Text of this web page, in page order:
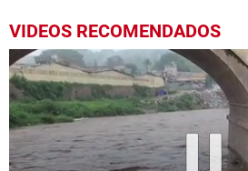
VIDEOS RECOMENDADOS